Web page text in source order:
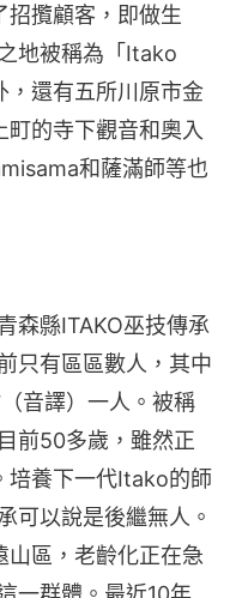
招攬顧客，即做生
地被稱為「Itako
，還有五所川原市金
的寺下觀音和奧入
和薩滿師等也
森縣ITAKO巫技傳承
只有區區數人，其中
音譯）一人。被稱
前50多歲，雖然正
培養下一代Itako的師
可以說是後繼無人。
山區，老齡化正在急